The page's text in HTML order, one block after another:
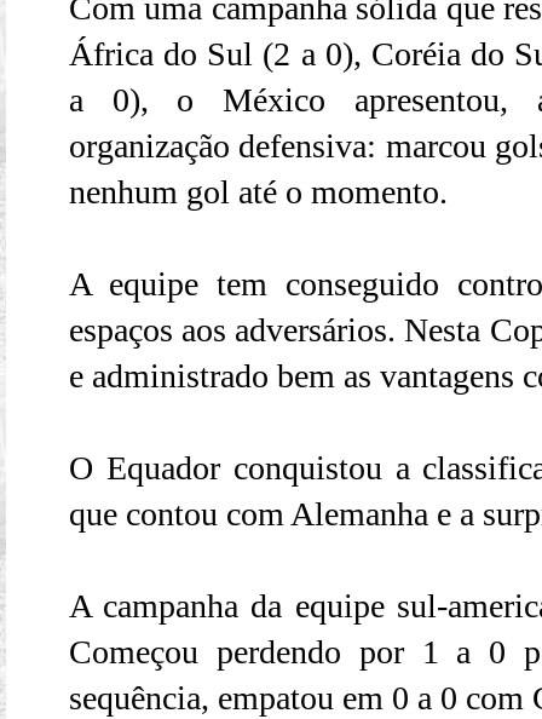
Com uma campanha sólida que
África do Sul (2 a 0), Coréia do
a 0), o México apresentou,
organização defensiva: marcou
nenhum gol até o momento.
A equipe tem conseguido
espaços aos adversários. Nesta
e administrado bem as vantagens
O Equador conquistou a
que contou com Alemanha e a
A campanha da equipe sul-
Começou perdendo por 1 a 0
sequência, empatou em 0 a 0 com